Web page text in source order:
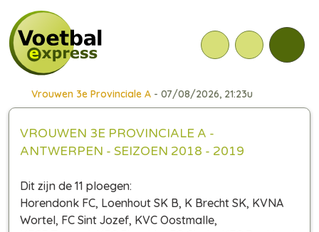
Vrouwen 3e Provinciale A- 07/08/2026, 21:23u
VROUWEN 3E PROVINCIALE A -
ANTWERPEN - SEIZOEN 2018 - 2019
Dit zijn de 11 ploegen:
Horendonk FC, Loenhout SK B, K Brecht SK, KVNA
Wortel, FC Sint Jozef, KVC Oostmalle,